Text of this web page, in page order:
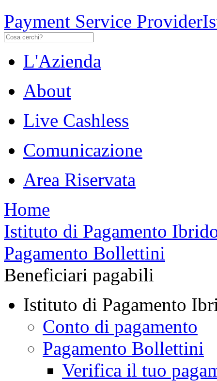
Payment Service Provider
L'Azienda
About
Live Cashless
Comunicazione
Area Riservata
Home
Istituto di Pagamento
Pagamento Bollettini
Beneficiari pagabili
Istituto di Pagamento
Conto di pagamento
Pagamento Bollettini
Verifica il tuo